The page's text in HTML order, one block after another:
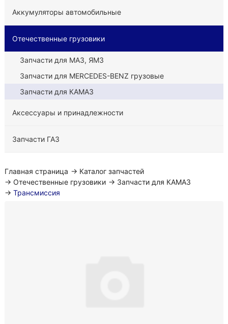
Аккумуляторы автомобильные
Отечественные грузовики
Запчасти для МАЗ, ЯМЗ
Запчасти для MERCEDES-BENZ грузовые
Запчасти для КАМАЗ
Аксессуары и принадлежности
Запчасти ГАЗ
Главная страница → Каталог запчастей
→ Отечественные грузовики → Запчасти для КАМАЗ
→ Трансмиссия